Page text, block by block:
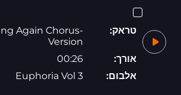
טראק:
Again Chorus-
Version
אורך:
00:26
אלבום:
Euphoria Vol 3